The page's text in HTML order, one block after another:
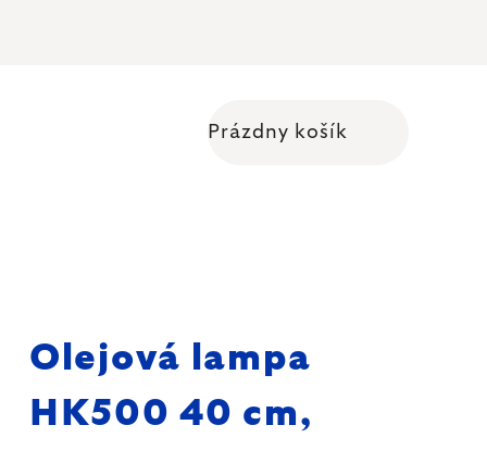
Prázdny košík
Olejová lampa
HK500 40 cm,